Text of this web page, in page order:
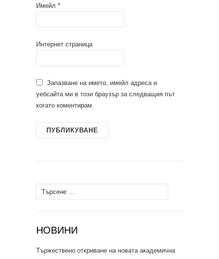
Имейл *
Интернет страница
Запазване на името, имейл адреса и
уебсайта ми в този браузър за следващия път
когато коментирам.
Търсене
за:
НОВИНИ
Тържествено откриване на новата академична